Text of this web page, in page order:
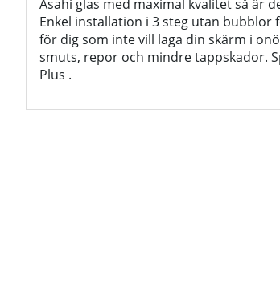
Asahi glas med maximal kvalitet så är
Enkel installation i 3 steg utan
för dig som inte vill laga din skärm i
smuts, repor och mindre tappskador.
Plus .